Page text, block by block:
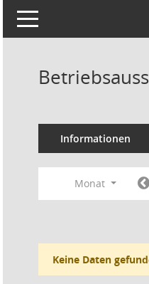
Toggle navigation
Informationen
Monat
Keine Daten